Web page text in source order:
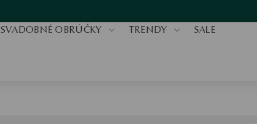
SVADOBNÉ OBRÚČKY TRENDY SALE